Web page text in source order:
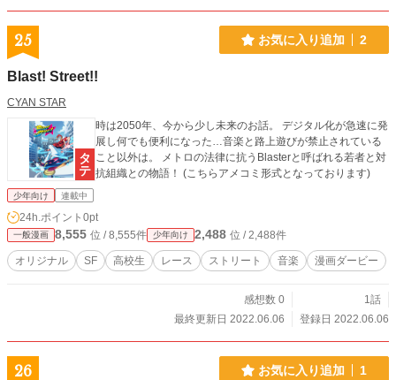
25 お気に入り追加 2
Blast! Street!!
CYAN STAR
時は2050年、今から少し未来のお話。 デジタル化が急速に発
展し何でも便利になった…音楽と路上遊びが禁止されている
こと以外は。 メトロの法律に抗うBlasterと呼ばれる若者と対
抗組織との物語！ (こちらアメコミ形式となっております)
少年向け 連載中
24h.ポイント 0pt
一般漫画 8,555 位 / 8,555件 少年向け 2,488 位 / 2,488件
オリジナル SF 高校生 レース ストリート 音楽 漫画ダービー
感想数 0
1話
最終更新日 2022.06.06
登録日 2022.06.06
26 お気に入り追加 1